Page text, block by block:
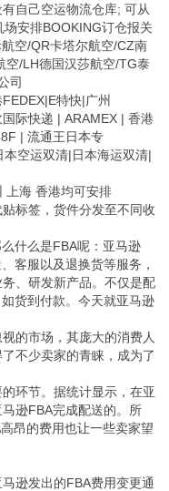
自己空运物流仓库; 可从
安排BOOKING订仓报关
空/QR卡塔尔航空/CZ南
空/LH德国汉莎航空/TG泰
司
特快|广州
际快递 | ARAMEX | 香港
| 流通王日本专
空运双清|日本海运双清|
上海 香港均可安排
标签，货件分发至不同收
什么是FBA呢：亚马逊
客服以及退换货等服务，
、研发新产品。不仅是配
货到付款。今天就亚马逊
的市场，其庞大的消费人
不少卖家的青睐，成为了
环节。据统计显示，在亚
逊FBA完成配送的。所
昂的费用也让一些卖家望
逊发出的FBA费用变更通